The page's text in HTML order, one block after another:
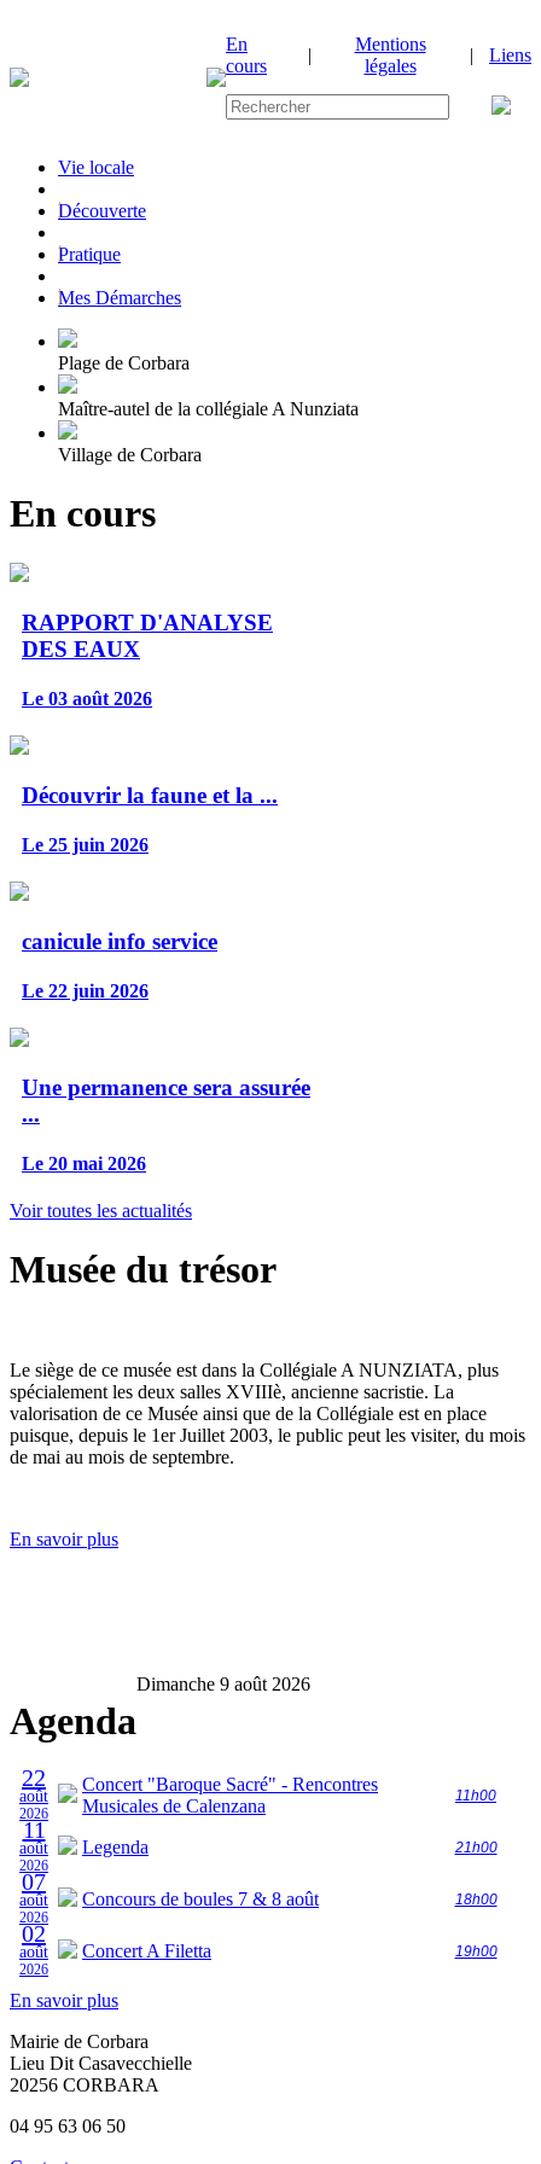
En
cours
|
Mentions
légales
| Liens
Vie locale
|Découverte
|Pratique
|Mes Démarches
Plage de Corbara
Maître-autel de la collégiale A Nunziata
Village de Corbara
En cours
RAPPORT D'ANALYSE
DES EAUX
Le 03 août 2026
Découvrir la faune et la ...
Le 25 juin 2026
canicule info service
Le 22 juin 2026
Une permanence sera assurée
...
Le 20 mai 2026
Voir toutes les actualités
Musée du trésor
Le siège de ce musée est dans la Collégiale A NUNZIATA, plus
spécialement les deux salles XVIIIè, ancienne sacristie. La
valorisation de ce Musée ainsi que de la Collégiale est en place
puisque, depuis le 1er Juillet 2003, le public peut les visiter, du mois
de mai au mois de septembre.
En savoir plus
Agenda
Dimanche 9 août 2026
22
août
2026
Concert "Baroque Sacré" - Rencontres
Musicales de Calenzana
11h00
11
août
2026
Legenda 21h00
07
août
2026
Concours de boules 7 & 8 août 18h00
02
août
2026
Concert A Filetta 19h00
En savoir plus
Mairie de Corbara
Lieu Dit Casavecchielle
20256 CORBARA
04 95 63 06 50